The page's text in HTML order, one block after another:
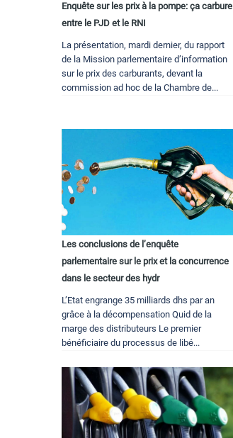
Enquête sur les prix à la pompe: ça carbure
entre le PJD et le RNI
La présentation, mardi dernier, du rapport
de la Mission parlementaire d’information
sur le prix des carburants, devant la
commission ad hoc de la Chambre de...
Les conclusions de l’enquête
parlementaire sur le prix et la concurrence
dans le secteur des hydr
L’Etat engrange 35 milliards dhs par an
grâce à la décompensation Quid de la
marge des distributeurs Le premier
bénéficiaire du processus de libé...